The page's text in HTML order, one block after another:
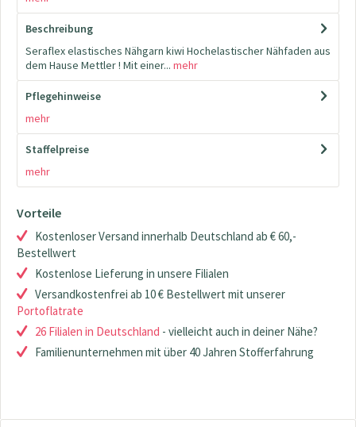
Beschreibung
Seraflex elastisches Nähgarn kiwi Hochelastischer Nähfaden aus
dem Hause Mettler ! Mit einer... mehr
Pflegehinweise
mehr
Staffelpreise
mehr
Vorteile
Kostenloser Versand innerhalb Deutschland ab € 60,-
Bestellwert
Kostenlose Lieferung in unsere Filialen
Versandkostenfrei ab 10 € Bestellwert mit unserer
Portoflatrate
26 Filialen in Deutschland - vielleicht auch in deiner Nähe?
Familienunternehmen mit über 40 Jahren Stofferfahrung